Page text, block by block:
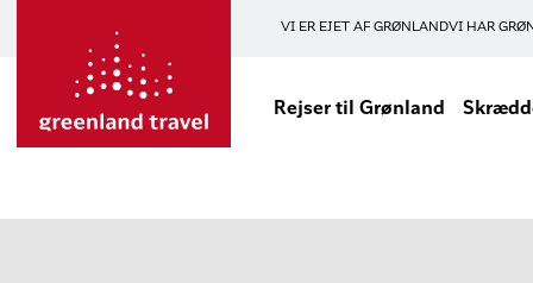
VI ER EJET AF GRØNLANDVI HAR
Rejser til Grønland